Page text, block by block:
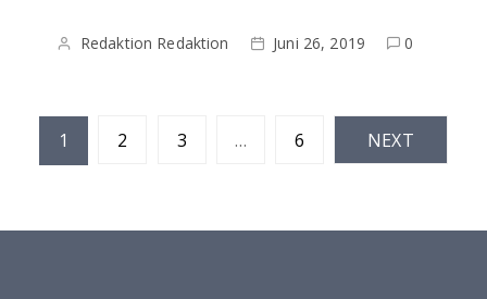
Redaktion Redaktion Juni 26, 2019 0
t
1 2 3 … 6 NEXT